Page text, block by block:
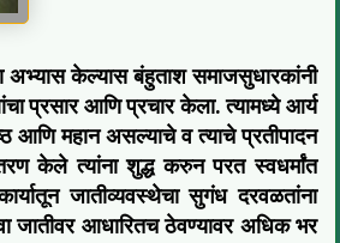
अभ्यास केल्यास बंहुताश समाजसुधारकांनी
प्रसार आणि प्रचार केला. त्यामध्ये आर्य
आणि महान असल्याचे व त्याचे प्रतीपादन
केले त्यांना शुद्ध करुन परत स्वधर्मांत
जातीव्यवस्थेचा सुगंध दरवळतांना
जातीवर आधारितच ठेवण्यावर अधिक भर